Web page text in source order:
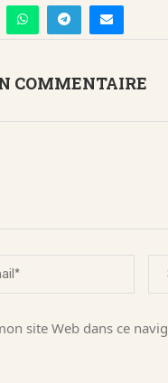
COMMENTAIRE
site Web dans ce